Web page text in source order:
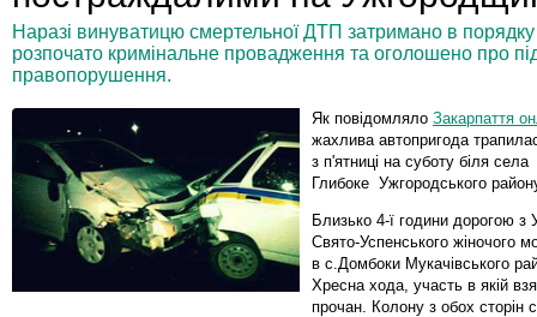
Наразі винуватицю смертельної ДТП затримано в
розпочато кримінальне провадження та оголошено про
правопорушення.
Як повідомляло Закарпаття
жахлива автопригода
з п'ятниці на суботу біля села
Глибоке Ужгородського
Близько 4-ї години дорогою з
Свято-Успенського жіночого
в с.Домбоки Мукачівського
Хресна хода, участь в якій
прочан. Колону з обох сторін